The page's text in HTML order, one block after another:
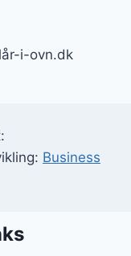
i-ovn.dk
Business